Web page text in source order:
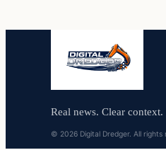
Real news. Clear
© 2026 Digital Dredger. All rights